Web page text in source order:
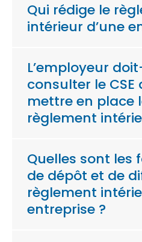
Qui rédige le
intérieur d’une
L’employeur
consulter le
mettre en place
règlement
Quelles sont les
de dépôt et de
règlement
entreprise ?